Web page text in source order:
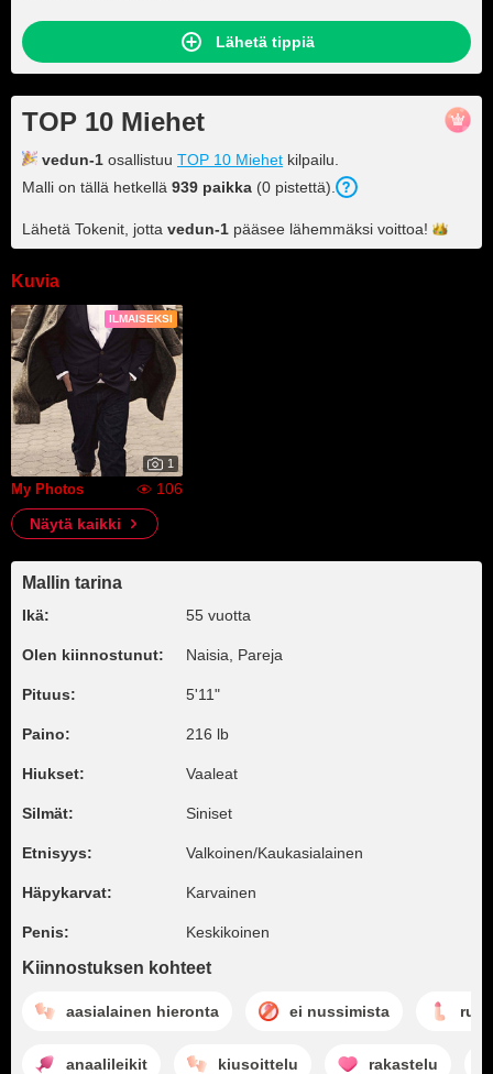
Lähetä tippiä
TOP 10 Miehet
vedun-1 osallistuu TOP 10 Miehet kilpailu.
Malli on tällä hetkellä 939 paikka (0 pistettä).
Lähetä Tokenit, jotta vedun-1 pääsee lähemmäksi voittoa!
Kuvia
ILMAISEKSI
1
My Photos
106
Näytä kaikki
Mallin tarina
Ikä: 55 vuotta
Olen kiinnostunut: Naisia, Pareja
Pituus: 5'11"
Paino: 216 lb
Hiukset: Vaaleat
Silmät: Siniset
Etnisyys: Valkoinen/Kaukasialainen
Häpykarvat: Karvainen
Penis: Keskikoinen
Kiinnostuksen kohteet
aasialainen hieronta ei nussimista
anaalileikit kiusoittelu rakastelu